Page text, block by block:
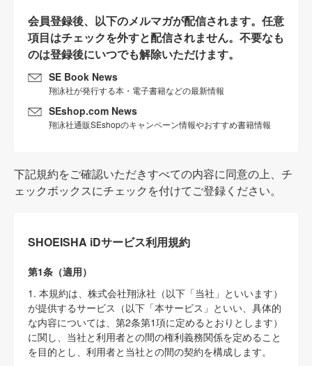
会員登録後、以下のメルマガが配信されます。任意
項目はチェックを外すと配信されません。不要なも
のは登録後にいつでも解除いただけます。
SE Book News
翔泳社が発行する本・電子書籍などの最新情報
SEshop.com News
翔泳社通販SEshopのキャンペーン情報やおすすめ書籍情報
下記規約をご確認いただきすべての内容に同意の上、チ
ェックボックスにチェックを付けてご登録ください。
SHOEISHA iDサービス利用規約
第1条（適用）
1. 本規約は、株式会社翔泳社（以下「当社」といいます）
が提供するサービス（以下「本サービス」といい、具体的
な内容については、第2条第1項に定めるとおりとします）
に関し、当社と利用者との間の権利義務関係を定めること
を目的とし、利用者と当社との間の契約を構成します。